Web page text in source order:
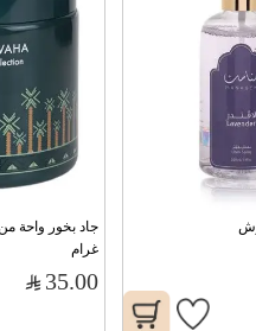
غرام
35.00